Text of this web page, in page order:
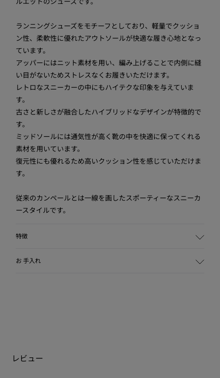
ランニングシューズをモチーフとしており、軽量でクッショ
ン性、柔軟性に優れたアウトソールが快適な履き心地となっ
ています。
アッパーにはニット素材を用い、編み上げることで内側に縫
い目がないためストレスなくお履きいただけます。
レトロなスニーカーの中にもハイテクな印象を与えていま
す。
古さと新しさが融合したハイブリッドなデザインが特徴的で
す。
ミッドソールには通気性が高く靴の中を快適に保ってくれる
素材を用いています。
復元性にも優れるため高いクッション性を感じていただけま
す。
従来のカンペールとは一線を画したスポーティーなスニーカ
ースタイルです。
特徴
カラー: イエロー / ホワイト
お 手入れ
さい。
レビュー